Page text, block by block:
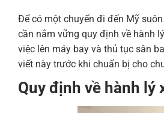
Để có một chuyến đi đến Mỹ
cần nắm vững quy định về hành
việc lên máy bay và thủ tục sân
viết này trước khi chuẩn bị cho
Quy định về hành lý